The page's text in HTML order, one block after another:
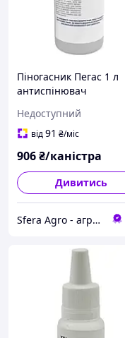
Піногасник Пегас 1 л
антиспінювач
Недоступний
від91 ₴/міс
906₴/каністра
Дивитись
Sfera Agro - аграрний онлайн магазин